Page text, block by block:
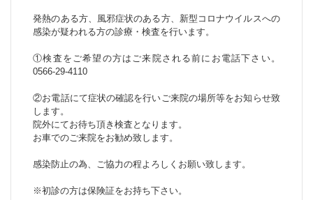
発熱のある方、風邪症状のある方、新型コロナウイルスへの
感染が疑われる方の診療・検査を行います。
①検査をご希望の方はご来院される前にお電話下さい。
0566-29-4110
②お電話にて症状の確認を行いご来院の場所等をお知らせ致
します。
院外にてお待ち頂き検査となります。
お車でのご来院をお勧め致します。
感染防止の為、ご協力の程よろしくお願い致します。
※初診の方は保険証をお持ち下さい。